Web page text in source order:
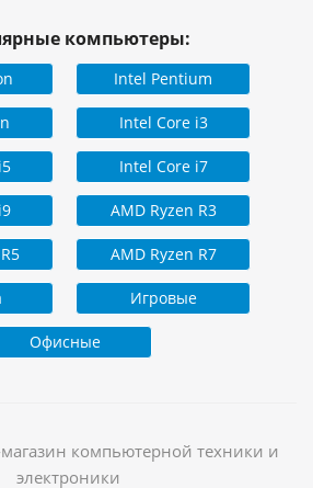
компьютеры:
Intel Pentium
Intel Core i3
Intel Core i7
AMD Ryzen R3
AMD Ryzen R7
Игровые
Офисные
компьютерной техники и
электроники